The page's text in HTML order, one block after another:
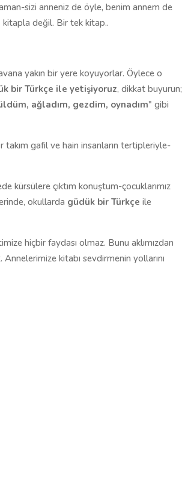
sizi anneniz de öyle, benim annem de
kitapla değil. Bir tek kitap..
yakın bir yere koyuyorlar. Öylece o
bir Türkçe ile yetişiyoruz, dikkat buyurun;
ağladım, gezdim, oynadım" gibi
takım gafil ve hain insanların tertipleriyle-
kürsülere çıktım konuştum-çocuklarımız
okullarda güdük bir Türkçe ile
hiçbir faydası olmaz. Bunu aklımızdan
kitabı sevdirmenin yollarını